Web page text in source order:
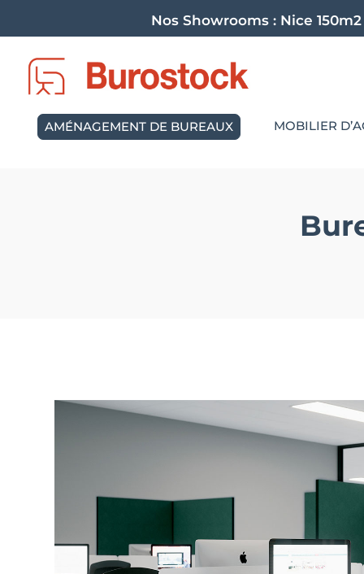
Nos Showrooms : Nice 150m2
AMÉNAGEMENT DE BUREAUX MOBILIER